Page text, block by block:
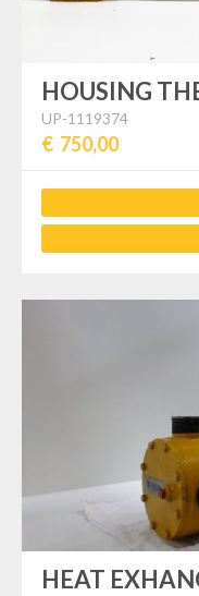
HOUSING
UP-1119374
€ 750,00
HEAT